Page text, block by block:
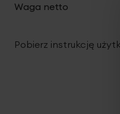
Waga netto
Pobierz instrukcję